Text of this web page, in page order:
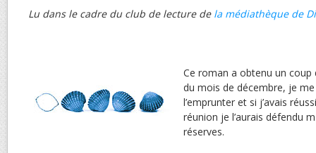
Lu dans le cadre du club de lecture dela médiathèque de
Ce roman a obtenu un
du mois de décembre, je
l’emprunter et si j’avais
réunion je l’aurais défendu
réserves.